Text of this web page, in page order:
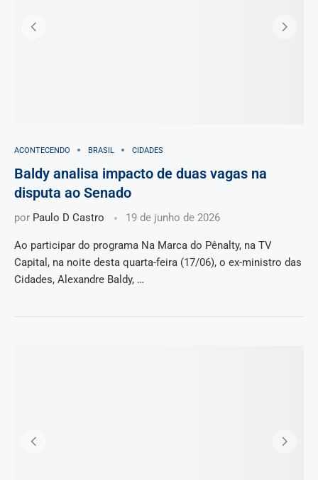
ACONTECENDO BRASIL CIDADES
Baldy analisa impacto de duas vagas na
disputa ao Senado
por Paulo D Castro 19 de junho de 2026
Ao participar do programa Na Marca do Pênalty, na TV
Capital, na noite desta quarta-feira (17/06), o ex-ministro das
Cidades, Alexandre Baldy, …